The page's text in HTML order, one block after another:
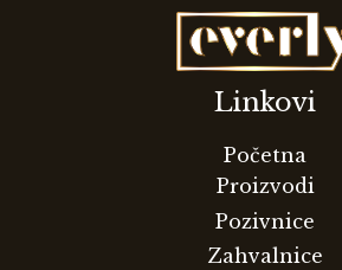
Linkovi
Početna
Proizvodi
Pozivnice
Zahvalnice